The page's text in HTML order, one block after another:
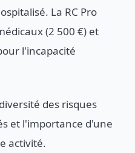
La RC Pro
(2 500 €) et
l'incapacité
des risques
et l'importance d'une
activité.